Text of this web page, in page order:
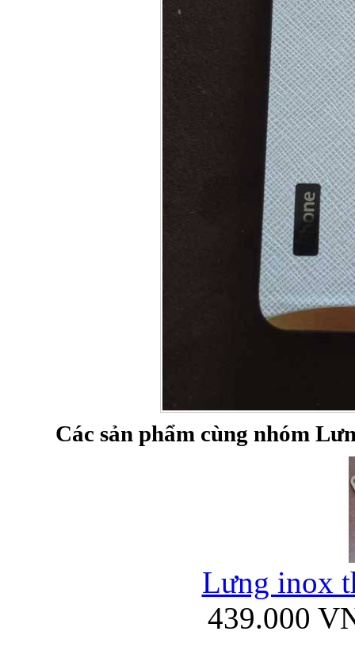
Bao da iPhone
Túi đựng iPad
Túi đựng iPad
Bao da Samsung
Bao da Samsung
Các sản phẩm cùng nhóm
Lưng inox
439.000